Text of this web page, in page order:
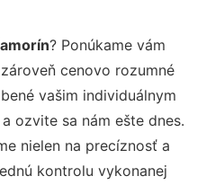
? Ponúkame vám
cenovo rozumné
vašim individuálnym
ozvite sa nám ešte dnes.
nielen na precíznosť a
kontrolu vykonanej